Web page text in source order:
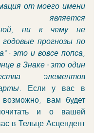
от моего имени
является
ни к чему не
прогнозы по
- это и вовсе попса,
в Знаке - это один
элементов
Если у вас в
вам будет
и о вашей
в Тельце Асцендент